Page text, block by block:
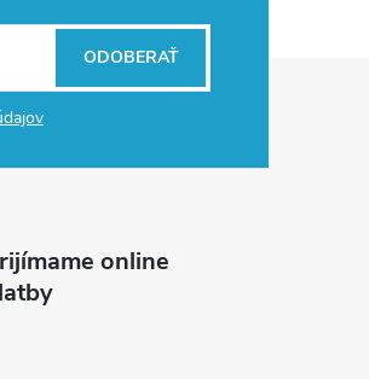
ODOBERAŤ
online